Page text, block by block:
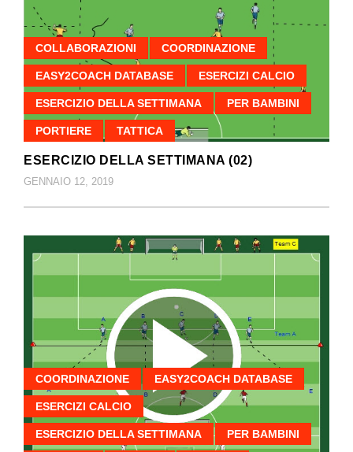
COLLABORAZIONI COORDINAZIONE
EASY2COACH DATABASE ESERCIZI CALCIO
ESERCIZIO DELLA SETTIMANA PER BAMBINI
PORTIERE TATTICA
ESERCIZIO DELLA SETTIMANA (02)
GENNAIO 12, 2019
COORDINAZIONE EASY2COACH DATABASE
ESERCIZI CALCIO
ESERCIZIO DELLA SETTIMANA PER BAMBINI